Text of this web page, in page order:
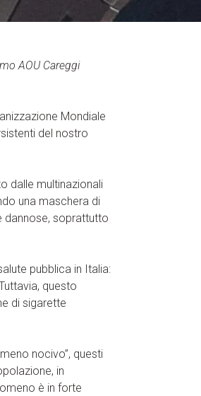
AOU Careggi
Mondiale
del nostro
dalle multinazionali
una maschera di
dannose, soprattutto
pubblica in Italia:
questo
di sigarette
nocivo”, questi
in
è in forte